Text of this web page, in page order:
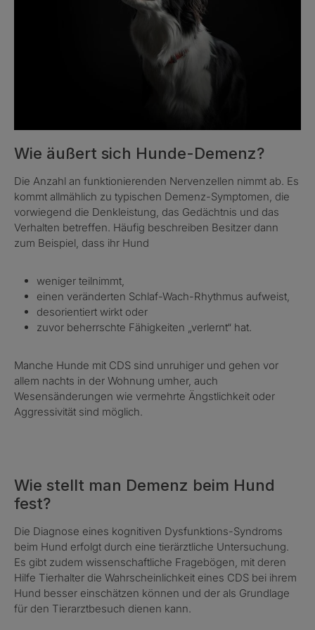
Wie äußert sich Hunde-Demenz?
Die Anzahl an funktionierenden Nervenzellen nimmt ab. Es
kommt allmählich zu typischen Demenz-Symptomen, die
vorwiegend die Denkleistung, das Gedächtnis und das
Verhalten betreffen. Häufig beschreiben Besitzer dann
zum Beispiel, dass ihr Hund
weniger teilnimmt,
einen veränderten Schlaf-Wach-Rhythmus aufweist,
desorientiert wirkt oder
zuvor beherrschte Fähigkeiten „verlernt“ hat.
Manche Hunde mit CDS sind unruhiger und gehen vor
allem nachts in der Wohnung umher, auch
Wesensänderungen wie vermehrte Ängstlichkeit oder
Aggressivität sind möglich.
Wie stellt man Demenz beim Hund
fest?
Die Diagnose eines kognitiven Dysfunktions-Syndroms
beim Hund erfolgt durch eine tierärztliche Untersuchung.
Es gibt zudem wissenschaftliche Fragebögen, mit deren
Hilfe Tierhalter die Wahrscheinlichkeit eines CDS bei ihrem
Hund besser einschätzen können und der als Grundlage
für den Tierarztbesuch dienen kann.